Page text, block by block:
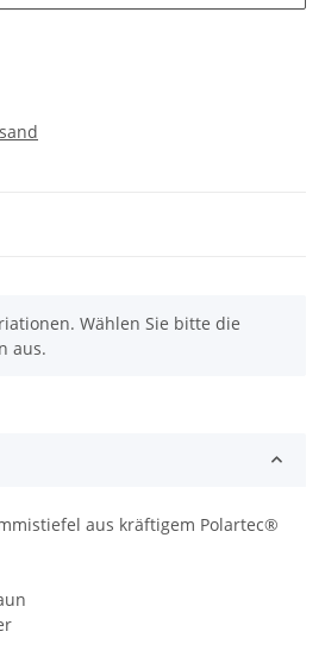
Wählen Sie bitte die
aus.
aus kräftigem Polartec®